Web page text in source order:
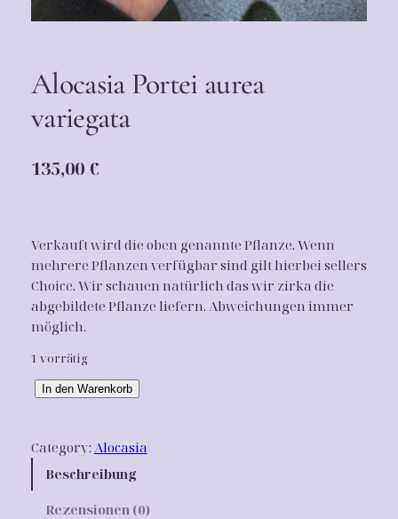
Alocasia Portei aurea
variegata
135,00 €
Verkauft wird die oben genannte Pflanze. Wenn
mehrere Pflanzen verfügbar sind gilt hierbei sellers
Choice. Wir schauen natürlich das wir zirka die
abgebildete Pflanze liefern. Abweichungen immer
möglich.
1 vorrätig
A
c
s
In den Warenkorb
Category: Alocasia
Beschreibung
Rezensionen (0)